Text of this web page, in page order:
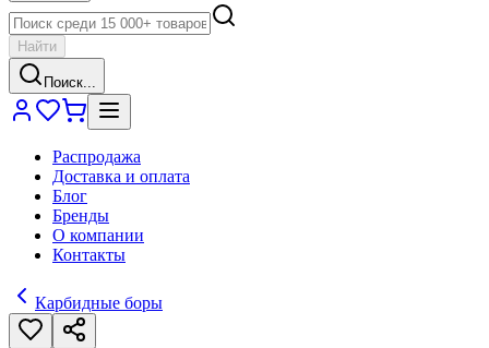
Найти
Поиск...
Распродажа
Доставка и оплата
Блог
Бренды
О компании
Контакты
Карбидные боры